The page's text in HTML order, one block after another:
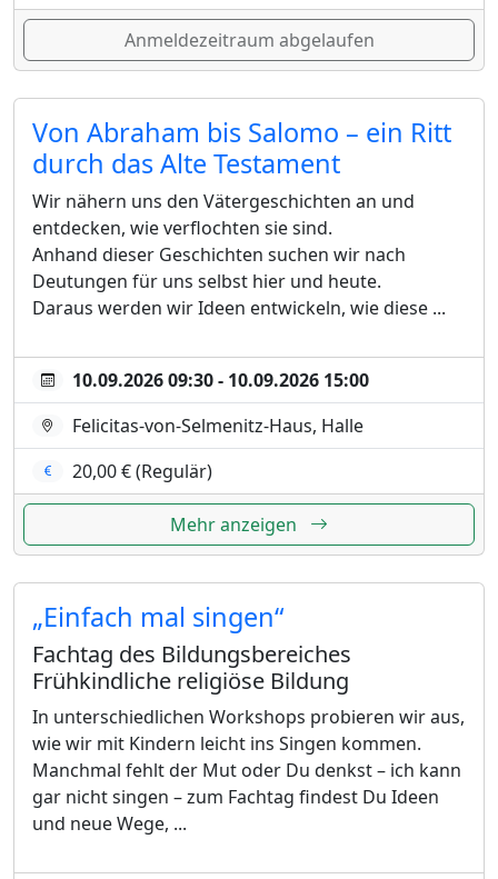
Anmeldezeitraum abgelaufen
Von Abraham bis Salomo – ein Ritt
durch das Alte Testament
Wir nähern uns den Vätergeschichten an und
entdecken, wie verflochten sie sind.
Anhand dieser Geschichten suchen wir nach
Deutungen für uns selbst hier und heute.
Daraus werden wir Ideen entwickeln, wie diese ...
10.09.2026 09:30 - 10.09.2026 15:00
Felicitas-von-Selmenitz-Haus, Halle
20,00 € (Regulär)
Mehr anzeigen
„Einfach mal singen“
Fachtag des Bildungsbereiches
Frühkindliche religiöse Bildung
In unterschiedlichen Workshops probieren wir aus,
wie wir mit Kindern leicht ins Singen kommen.
Manchmal fehlt der Mut oder Du denkst – ich kann
gar nicht singen – zum Fachtag findest Du Ideen
und neue Wege, ...